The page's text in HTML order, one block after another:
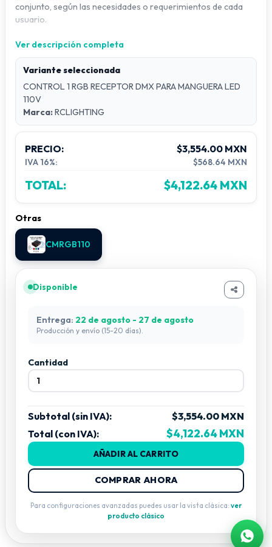
conjunto, según las necesidades o requerimientos de cada
usuario.
Funciones y Características
Número de canales DMX:
Protocolo:DMX512 seleccionable mediante display
Corriente máxima por canal:
Programas internos:modos predefinidos con
velocidad ajustable
Protección electrónica:
contra sobrecalentamiento y
Alimentación:
AC 110–127V / 60Hz
Voltaje de salida:3 salidas de corriente directa (DC)
110–120V / 60Hz
Modo de conexión:
Potencia de salida:
Temperatura de trabajo:
Entrada DMX:
Conector XLR de 3 pines (hembra)
Salida DMX:
Dimensiones:[pendiente especificar]
Ver descripción completa
Variante seleccionada
CONTROL 1 RGB RECEPTOR DMX PARA MANGUERA LED
110V
Marca:RCLIGHTING
PRECIO: $3,554.00 MXN
IVA 16%: $568.64 MXN
TOTAL: $4,122.64 MXN
Otras
CMRGB110
Disponible
Entrega: 22 de agosto - 27 de agosto
Producción y envío (15-20 días).
Cantidad
Subtotal (sin IVA):
$3,554.00 MXN
Total (con IVA):
$4,122.64 MXN
AÑADIR AL CARRITO
COMPRAR AHORA
Para configuraciones avanzadas puedes usar la vista clásica: ver
producto clásico